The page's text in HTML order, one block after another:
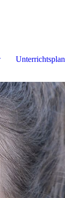
Unterrichtsplan